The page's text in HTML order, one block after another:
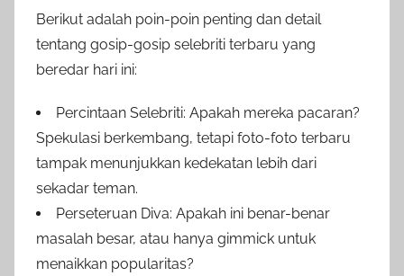
Berikut adalah poin-poin penting dan detail
tentang gosip-gosip selebriti terbaru yang
beredar hari ini:
Percintaan Selebriti: Apakah mereka pacaran?
Spekulasi berkembang, tetapi foto-foto terbaru
tampak menunjukkan kedekatan lebih dari
sekadar teman.
Perseteruan Diva: Apakah ini benar-benar
masalah besar, atau hanya gimmick untuk
menaikkan popularitas?